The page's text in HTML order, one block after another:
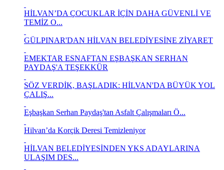
HİLVAN’DA ÇOCUKLAR İÇİN DAHA GÜVENLİ VE
TEMİZ O...
GÜLPINAR'DAN HİLVAN BELEDİYESİNE ZİYARET
EMEKTAR ESNAFTAN EŞBAŞKAN SERHAN
PAYDAŞ'A TEŞEKKÜR
SÖZ VERDİK, BAŞLADIK: HİLVAN'DA BÜYÜK YOL
ÇALIŞ...
Eşbaşkan Serhan Paydaş'tan Asfalt Çalışmaları Ö...
Hilvan’da Korçik Deresi Temizleniyor
HİLVAN BELEDİYESİNDEN YKS ADAYLARINA
ULAŞIM DES...